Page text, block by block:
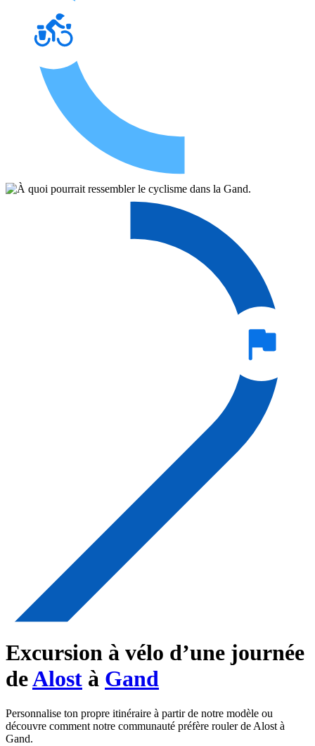
Excursion à vélo d’une journée
deAlost à Gand
Personnalise ton propre itinéraire à partir de notre modèle ou
découvre comment notre communauté préfère rouler de Alost à
Gand.